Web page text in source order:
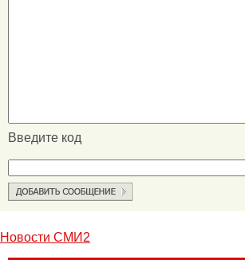
Введите код
Новости СМИ2